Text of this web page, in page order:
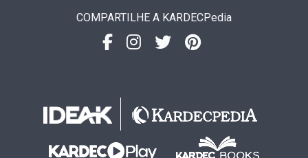
COMPARTILHE A KARDECPedia